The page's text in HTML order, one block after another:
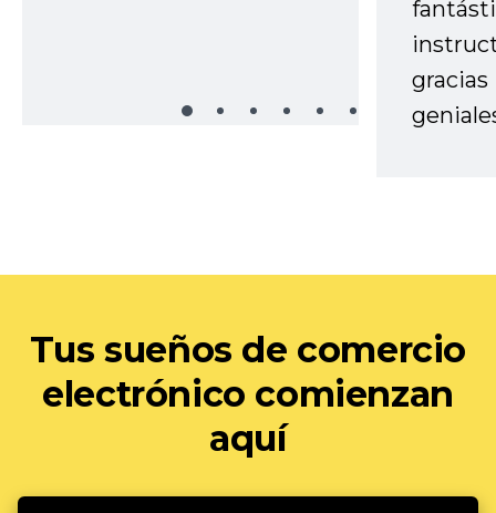
gracias
Tus sueños de comercio
electrónico comienzan
aquí